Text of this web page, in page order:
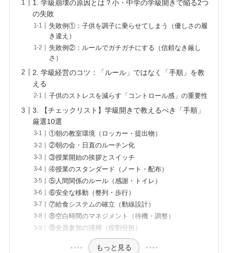
1. 学級崩壊の原因とは？小・中学の学級開きで陥る2つ
の失敗
失敗例①：子供を調子に乗らせてしまう（優しさの履
き違え）
失敗例②：ルールでガチガチにする（信頼なき厳し
さ）
2. 学級経営のコツ：「ルール」ではなく「手順」を教
える
子供のストレスを減らす「コントロール感」の重要性
3. 【チェックリスト】学級開きで教えるべき「手順」
厳選10選
①朝の教室環境（ロッカー・提出物）
②朝の会・日直のルーチン化
③授業開始の挨拶とスイッチ
④授業のスタンダード（ノート・配布）
⑤人間関係のルール（感謝・トイレ）
⑥安全な移動（整列・歩行）
⑦給食システムの確立（動線設計）
⑧空白時間のマネジメント（待機・調整）
⑨全員参加の清掃（役割分担）
もっと見る